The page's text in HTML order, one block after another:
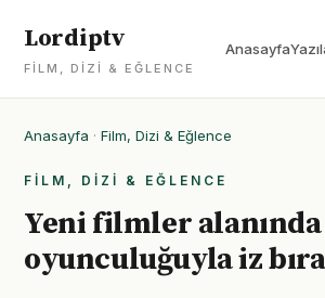
Lordiptv
FILM, DIZI & EĞLENCE
Anasayfa
Anasayfa · Film, Dizi & Eğlence
FILM, DIZI & EĞLENCE
Yeni filmler
oyunculuğuyla iz